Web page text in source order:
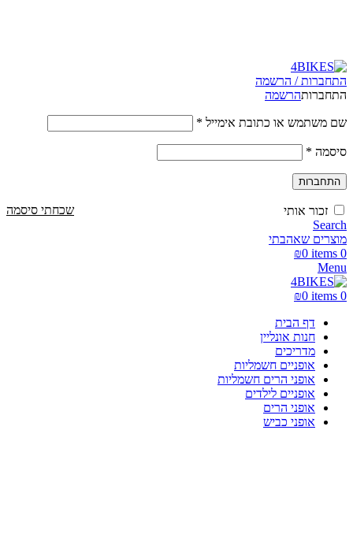
התחברות / הרשמה
התחברותהרשמה
שם משתמש או כתובת אימייל *
סיסמה *
התחברות
שכחתי סיסמה
זכור אותי
Search
מוצרים שאהבתי
0
items
₪0
Menu
0
items
₪0
דף הבית
חנות אונליין
מדריכים
אופניים חשמליות
אופני הרים חשמליות
אופניים לילדים
אופני הרים
אופני כביש